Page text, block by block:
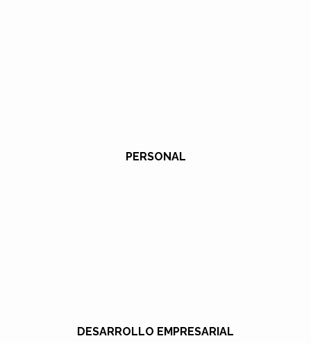
PERSONAL
DESARROLLO EMPRESARIAL